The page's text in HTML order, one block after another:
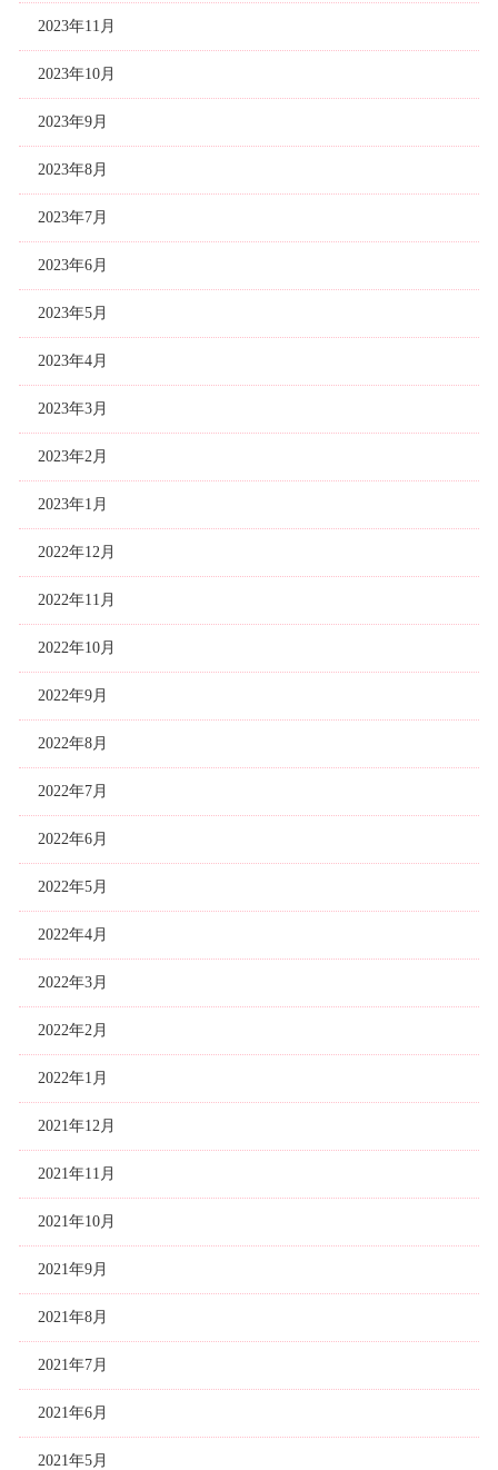
2023年11月
2023年10月
2023年9月
2023年8月
2023年7月
2023年6月
2023年5月
2023年4月
2023年3月
2023年2月
2023年1月
2022年12月
2022年11月
2022年10月
2022年9月
2022年8月
2022年7月
2022年6月
2022年5月
2022年4月
2022年3月
2022年2月
2022年1月
2021年12月
2021年11月
2021年10月
2021年9月
2021年8月
2021年7月
2021年6月
2021年5月